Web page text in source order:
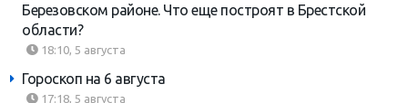
Березовском районе. Что еще построят в Брестской
области?
18:10, 5 августа
Гороскоп на 6 августа
17:18, 5 августа